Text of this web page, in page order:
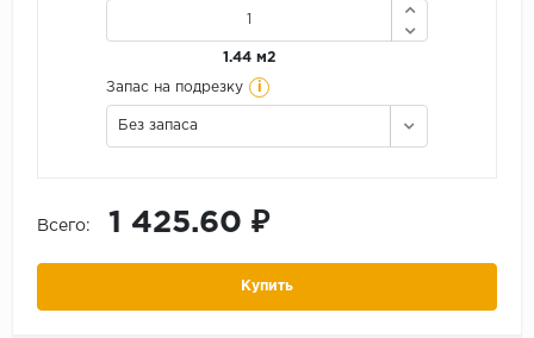
1.44 м2
Запас на подрезку i
Без запаса
Всего: 1 425.60 ₽
Купить